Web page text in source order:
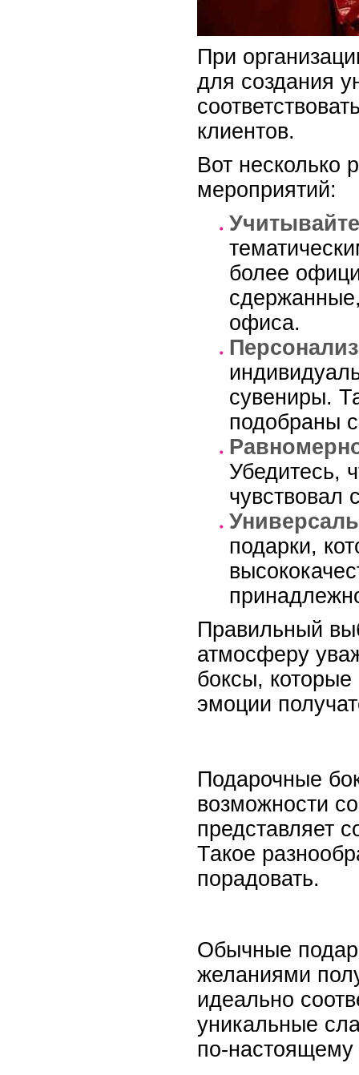
При
для создания
клиентов.
Вот несколько
мероприятий:
более
офиса.
сувениры.
подобраны
Убедитесь,
чувствовал
подарки,
Правильный
атмосферу
боксы,
эмоции
Подарочные
возможности
представляет
Такое
порадовать.
Обычные
желаниями
идеально
уникальные
по-